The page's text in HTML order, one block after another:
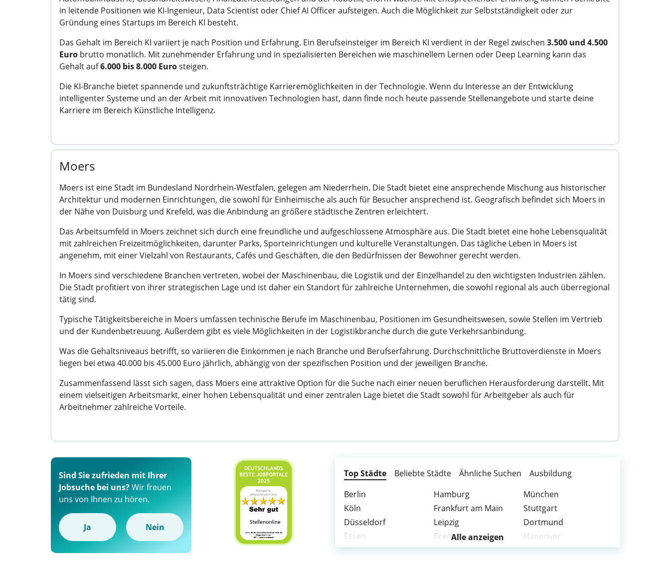
in leitende Positionen wie KI-Ingenieur, Data Scientist oder Chief AI Officer aufsteigen. Auch die Möglichkeit zur Selbstständigkeit oder zur
Gründung eines Startups im Bereich KI besteht.
Das Gehalt im Bereich KI variiert je nach Position und Erfahrung. Ein Berufseinsteiger im Bereich KI verdient in der Regel zwischen 3.500 und 4.500
Euro brutto monatlich. Mit zunehmender Erfahrung und in spezialisierten Bereichen wie maschinellem Lernen oder Deep Learning kann das
Gehalt auf6.000 bis 8.000 Eurosteigen.
Die KI-Branche bietet spannende und zukunftsträchtige Karrieremöglichkeiten in der Technologie. Wenn du Interesse an der Entwicklung
intelligenter Systeme und an der Arbeit mit innovativen Technologien hast, dann finde noch heute passende Stellenangebote und starte deine
Karriere im Bereich Künstliche Intelligenz.
Moers
Moers ist eine Stadt im Bundesland Nordrhein-Westfalen, gelegen am Niederrhein. Die Stadt bietet eine ansprechende Mischung aus historischer
Architektur und modernen Einrichtungen, die sowohl für Einheimische als auch für Besucher ansprechend ist. Geografisch befindet sich Moers in
der Nähe von Duisburg und Krefeld, was die Anbindung an größere städtische Zentren erleichtert.
Das Arbeitsumfeld in Moers zeichnet sich durch eine freundliche und aufgeschlossene Atmosphäre aus. Die Stadt bietet eine hohe Lebensqualität
mit zahlreichen Freizeitmöglichkeiten, darunter Parks, Sporteinrichtungen und kulturelle Veranstaltungen. Das tägliche Leben in Moers ist
angenehm, mit einer Vielzahl von Restaurants, Cafés und Geschäften, die den Bedürfnissen der Bewohner gerecht werden.
In Moers sind verschiedene Branchen vertreten, wobei der Maschinenbau, die Logistik und der Einzelhandel zu den wichtigsten Industrien zählen.
Die Stadt profitiert von ihrer strategischen Lage und ist daher ein Standort für zahlreiche Unternehmen, die sowohl regional als auch überregional
tätig sind.
Typische Tätigkeitsbereiche in Moers umfassen technische Berufe im Maschinenbau, Positionen im Gesundheitswesen, sowie Stellen im Vertrieb
und der Kundenbetreuung. Außerdem gibt es viele Möglichkeiten in der Logistikbranche durch die gute Verkehrsanbindung.
Was die Gehaltsniveaus betrifft, so variieren die Einkommen je nach Branche und Berufserfahrung. Durchschnittliche Bruttoverdienste in Moers
liegen bei etwa 40.000 bis 45.000 Euro jährlich, abhängig von der spezifischen Position und der jeweiligen Branche.
Zusammenfassend lässt sich sagen, dass Moers eine attraktive Option für die Suche nach einer neuen beruflichen Herausforderung darstellt. Mit
einem vielseitigen Arbeitsmarkt, einer hohen Lebensqualität und einer zentralen Lage bietet die Stadt sowohl für Arbeitgeber als auch für
Arbeitnehmer zahlreiche Vorteile.
Sind Sie zufrieden mit Ihrer
Jobsuche bei uns?Wir freuen
uns von Ihnen zu hören.
Ja Nein
Top Städte Beliebte Städte Ähnliche Suchen
Ausbildung
Berlin
Hamburg
München
Köln
Frankfurt am Main
Stuttgart
Düsseldorf
Leipzig
Dortmund
Essen
Bremen
Hannover
Duisburg
Bochum
Wuppertal
Alle anzeigen